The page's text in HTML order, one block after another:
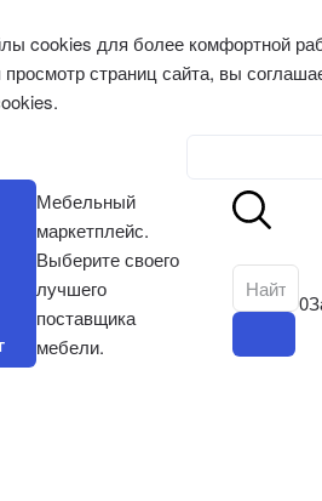
cookies для более комфортной
страниц сайта, вы
Мебельный
маркетплейс.
Выберите своего
лучшего
поставщика
мебели.
0